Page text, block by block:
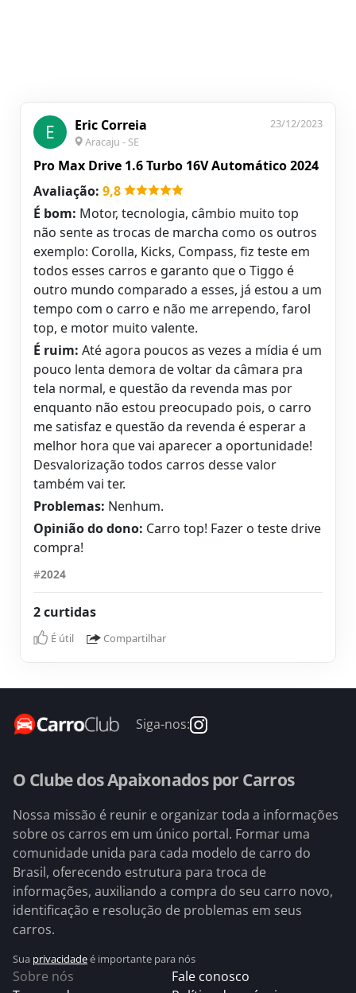
E Eric Correia
Aracaju - SE
23/12/2023
Pro Max Drive 1.6 Turbo 16V Automático 2024
Avaliação: 9,8
É bom: Motor, tecnologia, câmbio muito top
não sente as trocas de marcha como os outros
exemplo: Corolla, Kicks, Compass, fiz teste em
todos esses carros e garanto que o Tiggo é
outro mundo comparado a esses, já estou a um
tempo com o carro e não me arrependo, farol
top, e motor muito valente.
É ruim: Até agora poucos as vezes a mídia é um
pouco lenta demora de voltar da câmara pra
tela normal, e questão da revenda mas por
enquanto não estou preocupado pois, o carro
me satisfaz e questão da revenda é esperar a
melhor hora que vai aparecer a oportunidade!
Desvalorização todos carros desse valor
também vai ter.
Problemas: Nenhum.
Opinião do dono: Carro top! Fazer o teste drive
compra!
#2024
2 curtidas
É útil Compartilhar
Siga-nos:
O Clube dos Apaixonados por Carros
Nossa missão é reunir e organizar toda a informações
sobre os carros em um único portal. Formar uma
comunidade unida para cada modelo de carro do
Brasil, oferecendo estrutura para troca de
informações, auxiliando a compra do seu carro novo,
identificação e resolução de problemas em seus
carros.
Sua privacidadeé importante para nós
Sobre nós
Fale conosco